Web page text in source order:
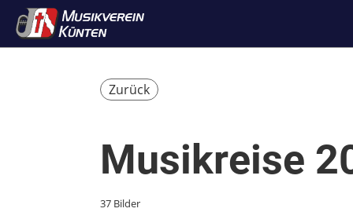
Zurück
Musikreise
37 Bilder